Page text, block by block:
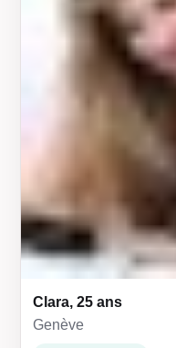
Clara, 25 ans
Genève